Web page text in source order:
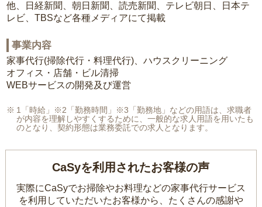
他、日経新聞、朝日新聞、読売新聞、テレビ朝日、日本テ
レビ、TBSなど各種メディアにて掲載
事業内容
家事代行(掃除代行・料理代行)、ハウスクリーニング
オフィス・店舗・ビル清掃
WEBサービスの開発及び運営
1「時給」※2「勤務時間」※3「勤務地」などの用語は、求職者
が内容を理解しやすくするために、一般的な求人用語を用いたも
のとなり、契約形態は業務委託での求人となります。
CaSyを利用されたお客様の声
実際にCaSyでお掃除やお料理などの家事代行サービス
を利用していただいたお客様から、 たくさんの感謝や